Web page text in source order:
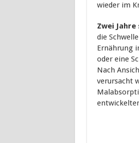
wieder im
Zwei
die
Ernährung
oder eine
Nach
verursacht